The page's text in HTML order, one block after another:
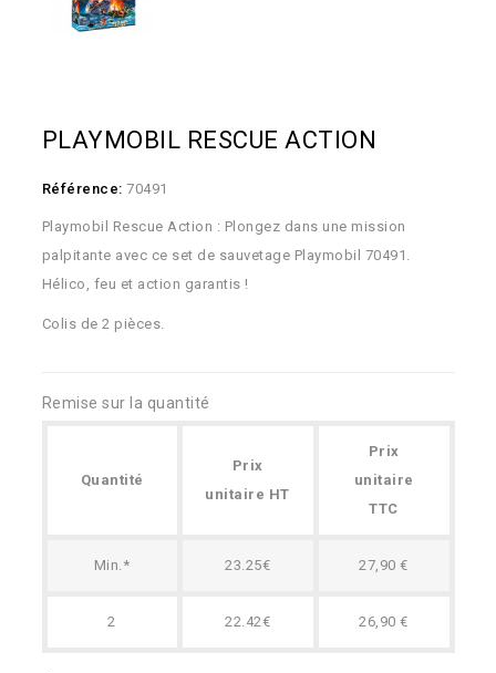
PLAYMOBIL RESCUE ACTION
Référence: 70491
Playmobil Rescue Action : Plongez dans une mission
palpitante avec ce set de sauvetage Playmobil 70491.
Hélico, feu et action garantis !
Colis de 2 pièces.
Remise sur la quantité
Quantité
Prix
unitaire HT
Prix
unitaire
TTC
Min.* 23.25€ 27,90 €
2 22.42€ 26,90 €